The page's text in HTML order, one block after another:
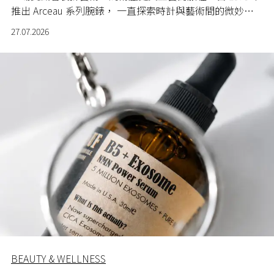
推出 Arceau 系列腕錶， 一直探索時計與藝術間的微妙關
27.07.2026
BEAUTY & WELLNESS